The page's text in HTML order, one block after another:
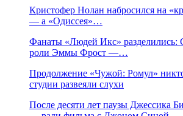
Кристофер Нолан набросился на
— а «Одиссея»…
Фанаты «Людей Икс» разделились:
роли Эммы Фрост —…
Продолжение «Чужой: Ромул»
студии развеяли слухи
После десяти лет паузы Джессика